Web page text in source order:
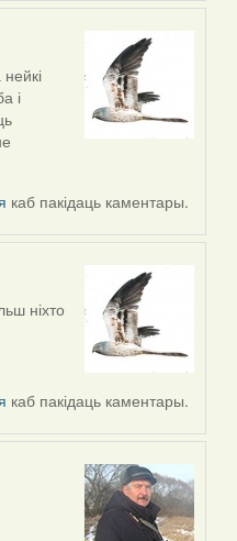
і
каб пакідаць каментары.
ніхто
каб пакідаць каментары.